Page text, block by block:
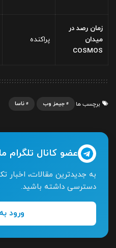
زمان رصد در
میدان
COSMOS
پراکنده
برچسب ها جیمز وب ناسا
عضو کانال تلگرام
به جدیدترین مقالات، اخبار
دسترسی داشته باشید.
ورود